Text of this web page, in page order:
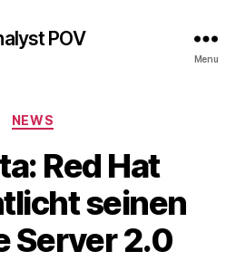
POV
Menu
Categories
NEWS
Red Hat
seinen
Server 2.0